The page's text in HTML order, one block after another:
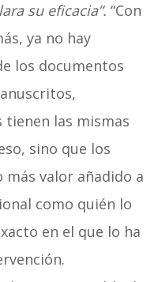
su eficacia”. “Con
ya no hay
los documentos
tienen las mismas
sino que los
valor añadido a
como quién lo
en el que lo ha